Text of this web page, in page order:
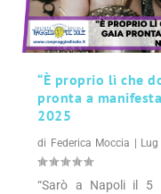
“È proprio lì che
pronta a
2025
di Federica Moccia
“Sarò a Napoli il 5